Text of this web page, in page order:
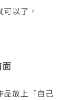
以了。
品放上「自己